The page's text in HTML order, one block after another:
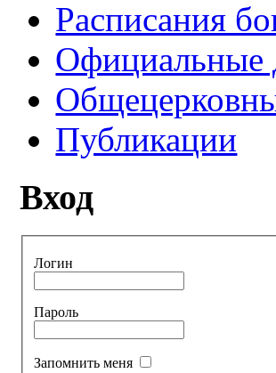
Расписания
Официальные
Публикации
Вход
Логин
Пароль
Запомнить меня